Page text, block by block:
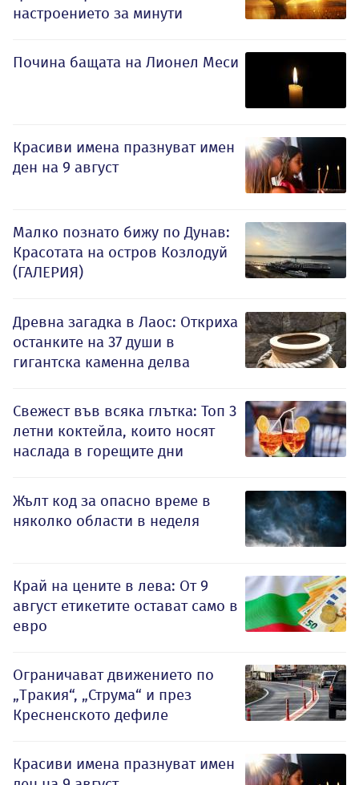
настроението за минути
Почина бащата на Лионел Меси
Красиви имена празнуват имен
ден на 9 август
Малко познато бижу по Дунав:
Красотата на остров Козлодуй
(ГАЛЕРИЯ)
Древна загадка в Лаос: Откриха
останките на 37 души в
гигантска каменна делва
Свежест във всяка глътка: Топ 3
летни коктейла, които носят
наслада в горещите дни
Жълт код за опасно време в
няколко области в неделя
Край на цените в лева: От 9
август етикетите остават само в
евро
Ограничават движението по
„Тракия“, „Струма“ и през
Кресненското дефиле
Красиви имена празнуват имен